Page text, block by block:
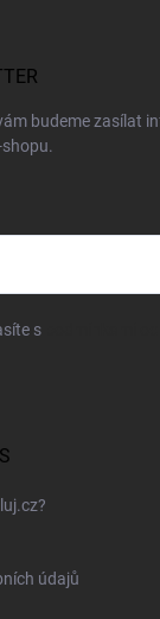
budeme zasílat
s
údajů